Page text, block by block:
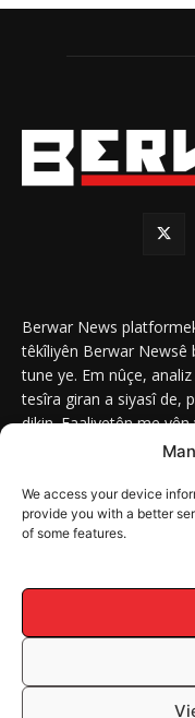
We access your device
provide you with a better
of some features.
Berwar News
têkîliyên Berwar Newsê
tune ye. Em nûçe,
tesîra giran a siyasî de,
dikin. Faaliyetên me
navneteweyî yên
© Mafê Telîfê 2026, Hemû